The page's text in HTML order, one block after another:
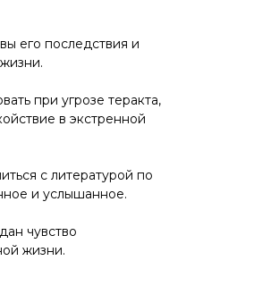
его последствия и
при угрозе теракта,
в экстренной
с литературой по
и услышанное.
чувство
жизни.